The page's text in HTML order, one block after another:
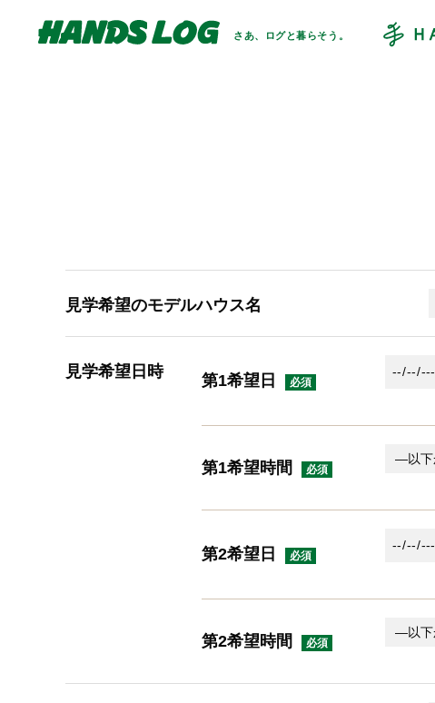
さあ、ログと暮らそう。
見学希望のモデルハウス名
見学希望日時 第1希望日
第1希望時間
第2希望日
第2希望時間